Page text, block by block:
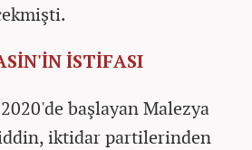
İSTİFASI
başlayan Malezya
iktidar partilerinden